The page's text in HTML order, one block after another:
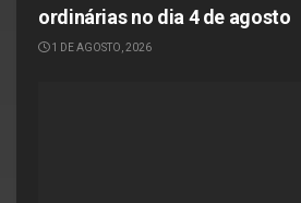
ordinárias no dia 4 de agosto
1 DE AGOSTO, 2026